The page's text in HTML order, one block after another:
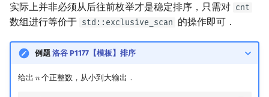
实际上并非必须从后往前枚举才是稳定排序，只需对 cnt
数组进行等价于 std::exclusive_scan 的操作即可．
例题 洛谷 P1177【模板】排序
给出 𝑛
n个正整数，从小到大输出．